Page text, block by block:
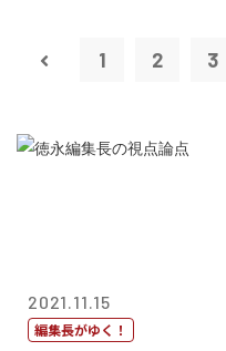
1 2 3
2021.11.15
編集長がゆく！